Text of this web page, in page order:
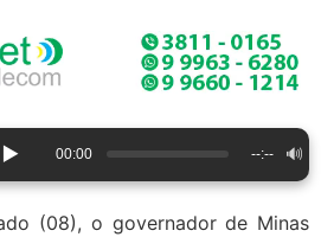
▶️ 00:00 --:-- 🔊
(08), o governador de Minas